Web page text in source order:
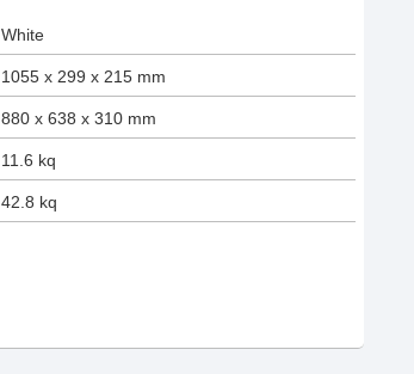
White
1055 x 299 x 215 mm
880 x 638 x 310 mm
11.6 kq
42.8 kq